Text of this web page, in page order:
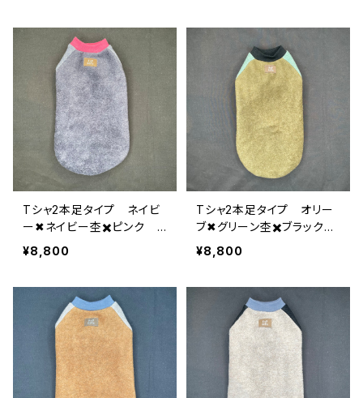
Tシャ2本足タイプ ネイビ
ー✖︎ネイビー杢✖️ピンク 2
-L-004
¥8,800
Tシャ2本足タイプ オリー
ブ✖︎グリーン杢✖️ブラック
2-L-003
¥8,800